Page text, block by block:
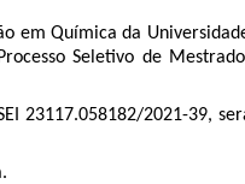
em Química da
Seletivo de
23117.058182/2021-39,